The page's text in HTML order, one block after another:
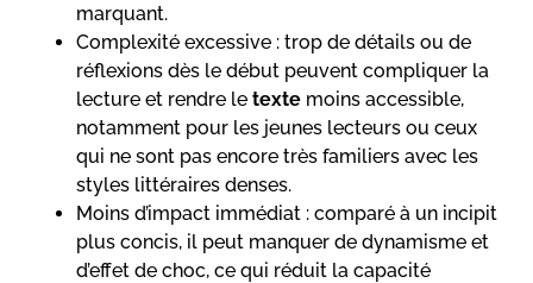
marquant.
Complexité excessive : trop de détails ou de
réflexions dès le début peuvent compliquer la
lecture et rendre le texte moins accessible,
notamment pour les jeunes lecteurs ou ceux
qui ne sont pas encore très familiers avec les
styles littéraires denses.
Moins d’impact immédiat : comparé à un incipit
plus concis, il peut manquer de dynamisme et
d’effet de choc, ce qui réduit la capacité